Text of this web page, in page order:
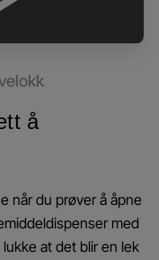
å
når du prøver å åpne
med
at det blir en lek